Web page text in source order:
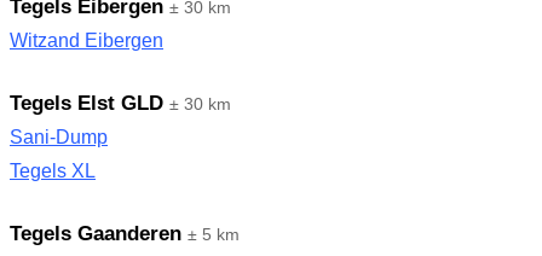
Tegels Eibergen ± 30 km
Witzand Eibergen
Tegels Elst GLD ± 30 km
Sani-Dump
Tegels XL
Tegels Gaanderen ± 5 km